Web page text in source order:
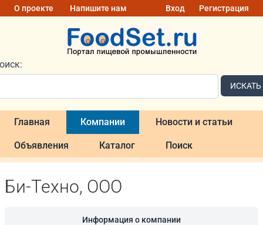
О проекте Напишите нам Вход Регистрация
ИСКАТЬ
Главная Компании Новости и статьи
Объявления Каталог Поиск
Би-Техно, ООО
Информация о компании